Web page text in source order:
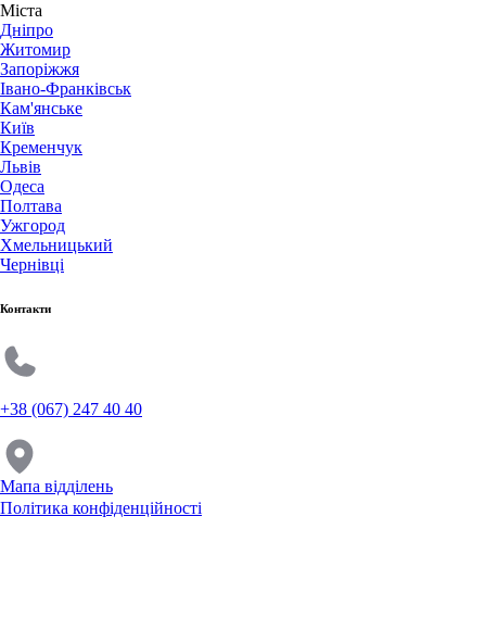
Міста
Дніпро
Житомир
Запоріжжя
Івано-Франківськ
Кам'янське
Київ
Кременчук
Львів
Одеса
Полтава
Ужгород
Хмельницький
Чернівці
Контакти
+38 (067) 247 40 40
Мапа відділень
Політика конфіденційності